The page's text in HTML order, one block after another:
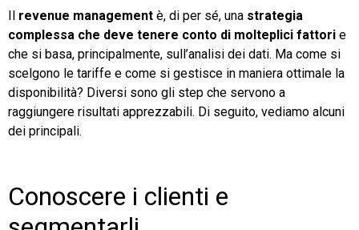
revenue management è, di per sé, una strategia
complessa che deve tenere conto di molteplici fattori e
che si basa, principalmente, sull’analisi dei dati. Ma come si
scelgono le tariffe e come si gestisce in maniera ottimale la
disponibilità? Diversi sono gli step che servono a
raggiungere risultati apprezzabili. Di seguito, vediamo alcuni
dei principali.
Conoscere i clienti e